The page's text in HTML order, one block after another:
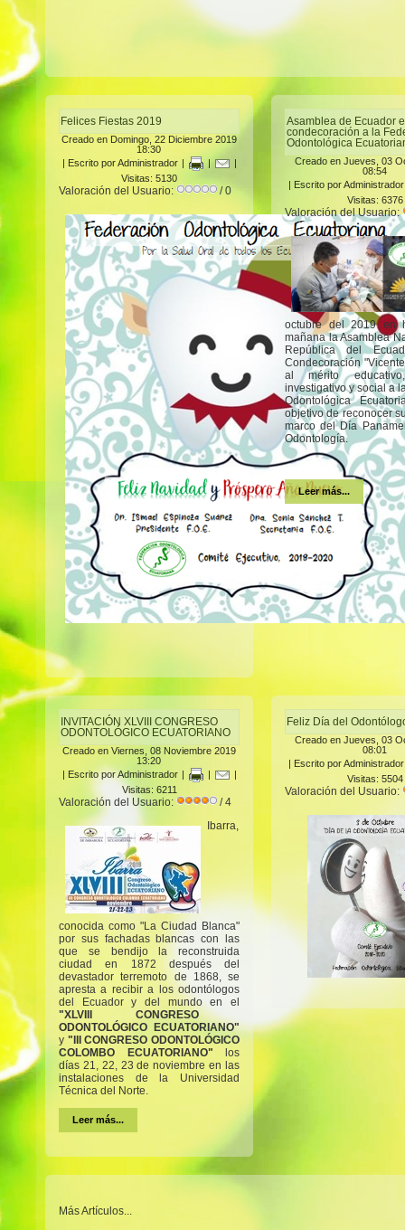
Felices Fiestas 2019
Creado en Domingo, 22 Diciembre 2019
18:30
| Escrito por Administrador | |
|
Visitas: 5130
Valoración del Usuario: / 0
Asamblea de Ecuador
condecoración a la
Odontológica
Creado en Jueves, 03
08:54
| Escrito por Administrador
Visitas: 6376
Valoración del Usuario:
octubre del 2019 en
mañana la Asamblea
República del
Condecoración
al mérito
investigativo y social a
Odontológica
objetivo de reconocer
marco del Día
Odontología.
Leer más...
INVITACIÓN XLVIII CONGRESO
ODONTOLÓGICO ECUATORIANO
Creado en Viernes, 08 Noviembre 2019
13:20
| Escrito por Administrador | |
|
Visitas: 6211
Valoración del Usuario:
/ 4
Ibarra,
conocida como "La Ciudad Blanca"
por sus fachadas blancas con las
que se bendijo la reconstruida
ciudad en 1872 después del
devastador terremoto de 1868, se
apresta a recibir a los odontólogos
del Ecuador y del mundo en el
"XLVIII CONGRESO
ODONTOLÓGICO ECUATORIANO"
y "III CONGRESO ODONTOLÓGICO
COLOMBO ECUATORIANO" los
días 21, 22, 23 de noviembre en las
instalaciones de la Universidad
Técnica del Norte.
Leer más...
Feliz Día del
Creado en Jueves, 03
08:01
| Escrito por Administrador
Visitas: 5504
Valoración del Usuario:
Más Artículos...